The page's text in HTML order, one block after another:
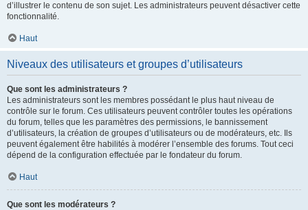
d’illustrer le contenu de son sujet. Les administrateurs peuvent désactiver cette
fonctionnalité.
Haut
Niveaux des utilisateurs et groupes d’utilisateurs
Que sont les administrateurs ?
Les administrateurs sont les membres possédant le plus haut niveau de
contrôle sur le forum. Ces utilisateurs peuvent contrôler toutes les opérations
du forum, telles que les paramètres des permissions, le bannissement
d’utilisateurs, la création de groupes d’utilisateurs ou de modérateurs, etc. Ils
peuvent également être habilités à modérer l’ensemble des forums. Tout ceci
dépend de la configuration effectuée par le fondateur du forum.
Haut
Que sont les modérateurs ?